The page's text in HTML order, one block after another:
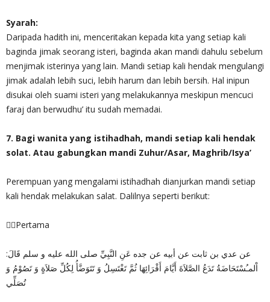
Syarah:
Daripada hadith ini, menceritakan kepada kita yang setiap kali
baginda jimak seorang isteri, baginda akan mandi dahulu sebelum
menjimak isterinya yang lain. Mandi setiap kali hendak mengulangi
jimak adalah lebih suci, lebih harum dan lebih bersih. Hal inipun
disukai oleh suami isteri yang melakukannya meskipun mencuci
faraj dan berwudhu’ itu sudah memadai.
7. Bagi wanita yang istihadhah, mandi setiap kali hendak
solat. Atau gabungkan mandi Zuhur/Asar, Maghrib/Isya’
Perempuan yang mengalami istihadhah dianjurkan mandi setiap
kali hendak melakukan salat. Dalilnya seperti berikut:
✍🏻Pertama
عن عدي بن ثابت عن أبيه عن جده عَنِ النَّبِيِّ صلى الله عليه و سلم قَالَ:
اْلمـُسْتَحَاضَةُ تَدَعُ الصَّلاَةَ أَيَّامَ أَقْرَائِهَا ثُمَّ تَغْتَسِلُ وَ تَتَوَضَّأُ لِكُلِّ صَلاَةٍ وَ تَصُوْمُ وَ
تُصَلِّي